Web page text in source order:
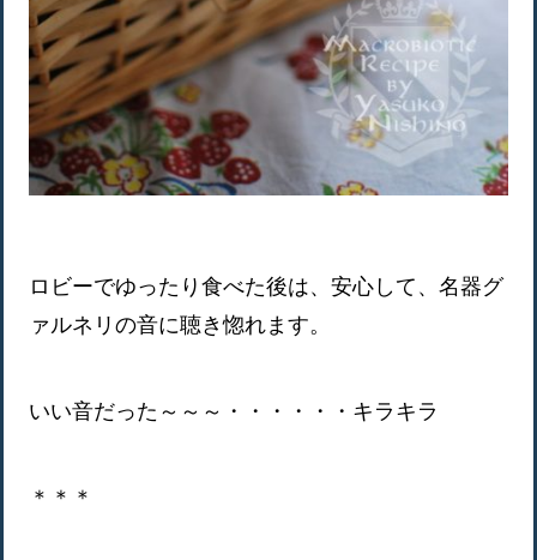
ロビーでゆったり食べた後は、安心して、名器グ
ァルネリの音に聴き惚れます。
いい音だった～～～・・・・・・キラキラ
＊＊＊